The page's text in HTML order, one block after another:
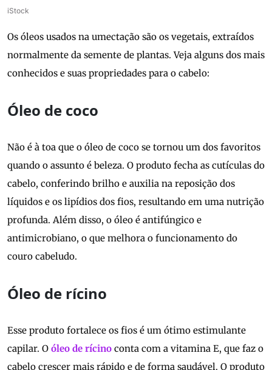
iStock
Os óleos usados na umectação são os vegetais, extraídos
normalmente da semente de plantas. Veja alguns dos mais
conhecidos e suas propriedades para o cabelo:
Óleo de coco
Não é à toa que o óleo de coco se tornou um dos favoritos
quando o assunto é beleza. O produto fecha as cutículas do
cabelo, conferindo brilho e auxilia na reposição dos
líquidos e os lipídios dos fios, resultando em uma nutrição
profunda. Além disso, o óleo é antifúngico e
antimicrobiano, o que melhora o funcionamento do
couro cabeludo.
Óleo de rícino
Esse produto fortalece os fios é um ótimo estimulante
capilar. O óleo de rícino conta com a vitamina E, que faz o
cabelo crescer mais rápido e de forma saudável. O produto